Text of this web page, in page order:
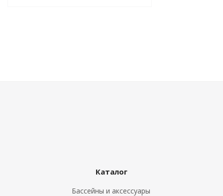
Каталог
Бассейны и аксессуары